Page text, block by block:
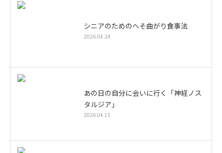
シニアのためのへそ曲がり食事法
2026.04.24
あの日の自分に会いに行く「神経ノス
タルジア」
2026.04.15